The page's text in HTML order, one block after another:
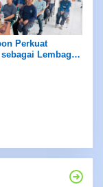
Perkuat
Lembaga